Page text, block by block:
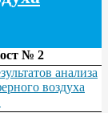
№ 2
анализа
воздуха